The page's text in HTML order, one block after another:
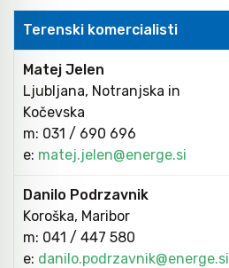
Terenski komercialisti
Matej Jelen
Ljubljana, Notranjska in
Kočevska
m: 031 / 690 696
e: matej.jelen@energe.si
Danilo Podrzavnik
Koroška, Maribor
m: 041 / 447 580
e: danilo.podrzavnik@energe.si
Neiskreče orodje